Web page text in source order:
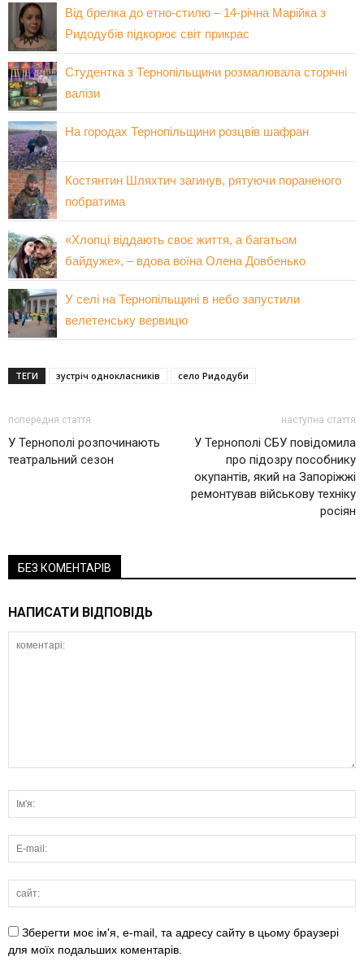
Від брелка до етно-стилю – 14-річна Марійка з
Ридодубів підкорює світ прикрас
Студентка з Тернопільщини розмалювала сторічні
валізи
На городах Тернопільщини розцвів шафран
Костянтин Шляхтич загинув, рятуючи пораненого
побратима
«Хлопці віддають своє життя, а багатьом
байдуже», – вдова воїна Олена Довбенько
У селі на Тернопільщині в небо запустили
велетенську вервицю
ТЕГИ зустріч однокласників село Ридодуби
попередня стаття
У Тернополі розпочинають
театральний сезон
наступна стаття
У Тернополі СБУ повідомила
про підозру пособнику
окупантів, який на Запоріжжі
ремонтував військову техніку
росіян
БЕЗ КОМЕНТАРІВ
НАПИСАТИ ВІДПОВІДЬ
Зберегти моє ім'я, e-mail, та адресу сайту в цьому браузері
для моїх подальших коментарів.